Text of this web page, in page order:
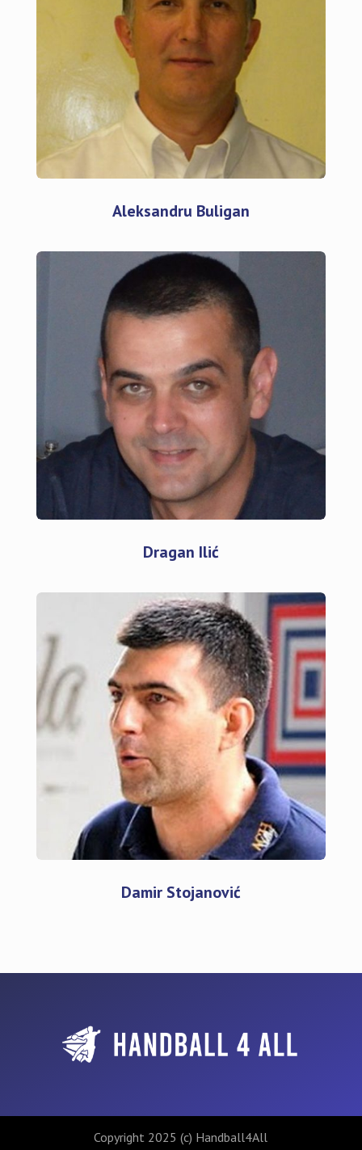
Aleksandru Buligan
Dragan Ilić
Damir Stojanović
Copyright 2025 (c) Handball4All